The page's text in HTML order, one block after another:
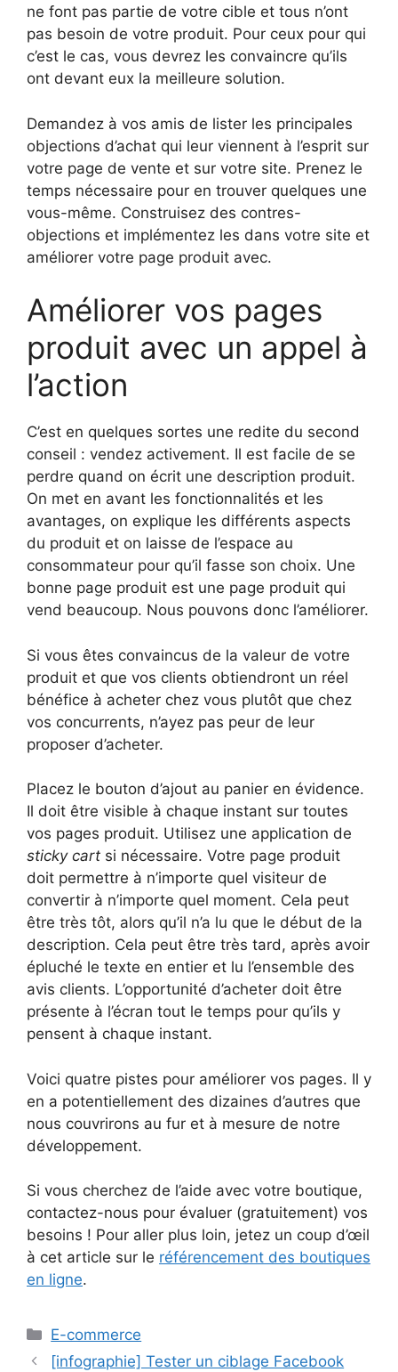
ne font pas partie de votre cible et tous n’ont
pas besoin de votre produit. Pour ceux pour qui
c’est le cas, vous devrez les convaincre qu’ils
ont devant eux la meilleure solution.
Demandez à vos amis de lister les principales
objections d’achat qui leur viennent à l’esprit sur
votre page de vente et sur votre site. Prenez le
temps nécessaire pour en trouver quelques une
vous-même. Construisez des contres-
objections et implémentez les dans votre site et
améliorer votre page produit avec.
Améliorer vos pages
produit avec un appel à
l’action
C’est en quelques sortes une redite du second
conseil : vendez activement. Il est facile de se
perdre quand on écrit une description produit.
On met en avant les fonctionnalités et les
avantages, on explique les différents aspects
du produit et on laisse de l’espace au
consommateur pour qu’il fasse son choix. Une
bonne page produit est une page produit qui
vend beaucoup. Nous pouvons donc l’améliorer.
Si vous êtes convaincus de la valeur de votre
produit et que vos clients obtiendront un réel
bénéfice à acheter chez vous plutôt que chez
vos concurrents, n’ayez pas peur de leur
proposer d’acheter.
Placez le bouton d’ajout au panier en évidence.
Il doit être visible à chaque instant sur toutes
vos pages produit. Utilisez une application de
sticky cart si nécessaire. Votre page produit
doit permettre à n’importe quel visiteur de
convertir à n’importe quel moment. Cela peut
être très tôt, alors qu’il n’a lu que le début de la
description. Cela peut être très tard, après avoir
épluché le texte en entier et lu l’ensemble des
avis clients. L’opportunité d’acheter doit être
présente à l’écran tout le temps pour qu’ils y
pensent à chaque instant.
Voici quatre pistes pour améliorer vos pages. Il y
en a potentiellement des dizaines d’autres que
nous couvrirons au fur et à mesure de notre
développement.
Si vous cherchez de l’aide avec votre boutique,
contactez-nous pour évaluer (gratuitement) vos
besoins ! Pour aller plus loin, jetez un coup d’œil
à cet article sur le référencement des boutiques
en ligne.
E-commerce
[infographie] Tester un ciblage Facebook